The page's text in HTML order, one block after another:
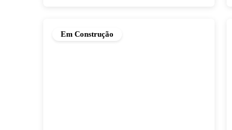
Em Construção